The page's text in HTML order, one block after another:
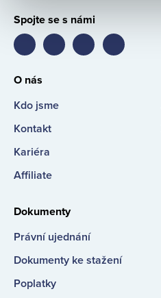
Spojte se s námi
BondsterBondster
O nás
Kdo jsme
Kontakt
Kariéra
Affiliate
Dokumenty
Právní ujednání
Dokumenty ke stažení
Poplatky